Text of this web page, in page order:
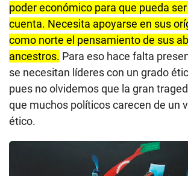
poder económico para que pueda
cuenta. Necesita apoyarse en sus
como norte el pensamiento de sus
ancestros. Para eso hace falta
se necesitan líderes con un grado
pues no olvidemos que la gran
que muchos políticos carecen de un
ético.